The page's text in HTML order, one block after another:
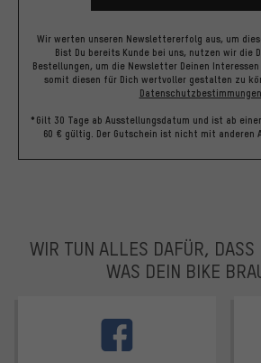
Wir werten unseren Newslettererfolg aus, um
Bist Du bereits Kunde bei uns, nutzen wir die
Bestellungen, um die Newsletter Deinen
somit diesen für Dich wertvoller gestalten zu
Datenschutzbestimmungen
*Gilt 30 Tage ab Ausstellungsdatum und ist ab
60 € gültig. Der Gutschein ist nicht mit anderen
WIR TUN ALLES DAFÜR, DASS
WAS DEIN BIKE